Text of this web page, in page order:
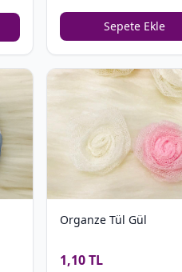
Sepete Ekle
Organze Tül Gül
1,10 TL